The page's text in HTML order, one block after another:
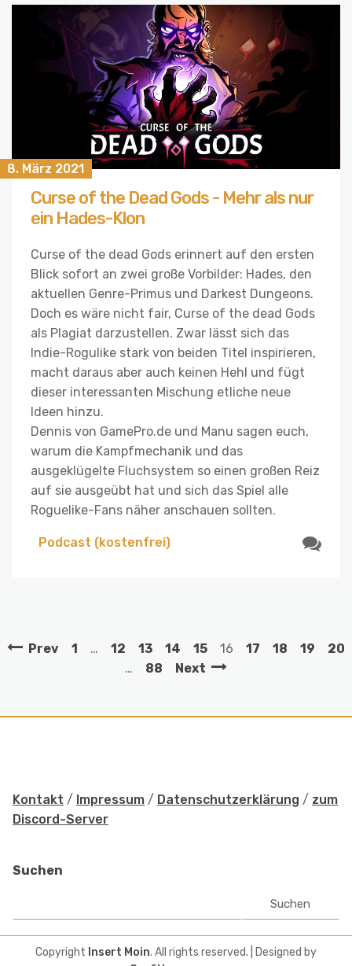
8. März 2021
Curse of the Dead Gods - Mehr als nur
ein Hades-Klon
Curse of the dead Gods erinnert auf den ersten
Blick sofort an zwei große Vorbilder: Hades, den
aktuellen Genre-Primus und Darkest Dungeons.
Doch es wäre nicht fair, Curse of the dead Gods
als Plagiat darzustellen. Zwar lässt sich das
Indie-Rogulike stark von beiden Titel inspirieren,
macht daraus aber auch keinen Hehl und fügt
dieser interessanten Mischung etliche neue
Ideen hinzu.
Dennis von GamePro.de und Manu sagen euch,
warum die Kampfmechanik und das
ausgeklügelte Fluchsystem so einen großen Reiz
auf sie ausgeübt hat und sich das Spiel alle
Roguelike-Fans näher anschauen sollten.
Podcast (kostenfrei)
Prev 1 … 12 13 14 15 16 17 18 19
20
…
88 Next
Kontakt / Impressum / Datenschutzerklärung / zum
Discord-Server
Suchen
Suchen
Copyright Insert Moin. All rights reserved.
| Designed by